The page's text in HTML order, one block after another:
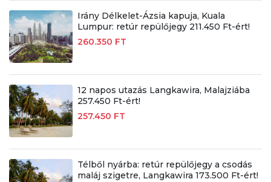
Irány Délkelet-Ázsia kapuja, Kuala
Lumpur: retúr repülőjegy 211.450 Ft-ért!
260.350 FT
12 napos utazás Langkawira, Malajziába
257.450 Ft-ért!
257.450 FT
Télből nyárba: retúr repülőjegy a csodás
maláj szigetre, Langkawira 173.500 Ft-ért!